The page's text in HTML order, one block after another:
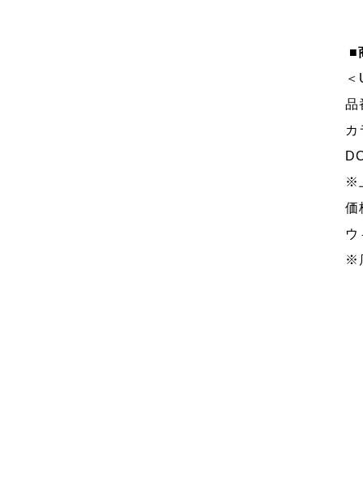
■
品
※
価
※